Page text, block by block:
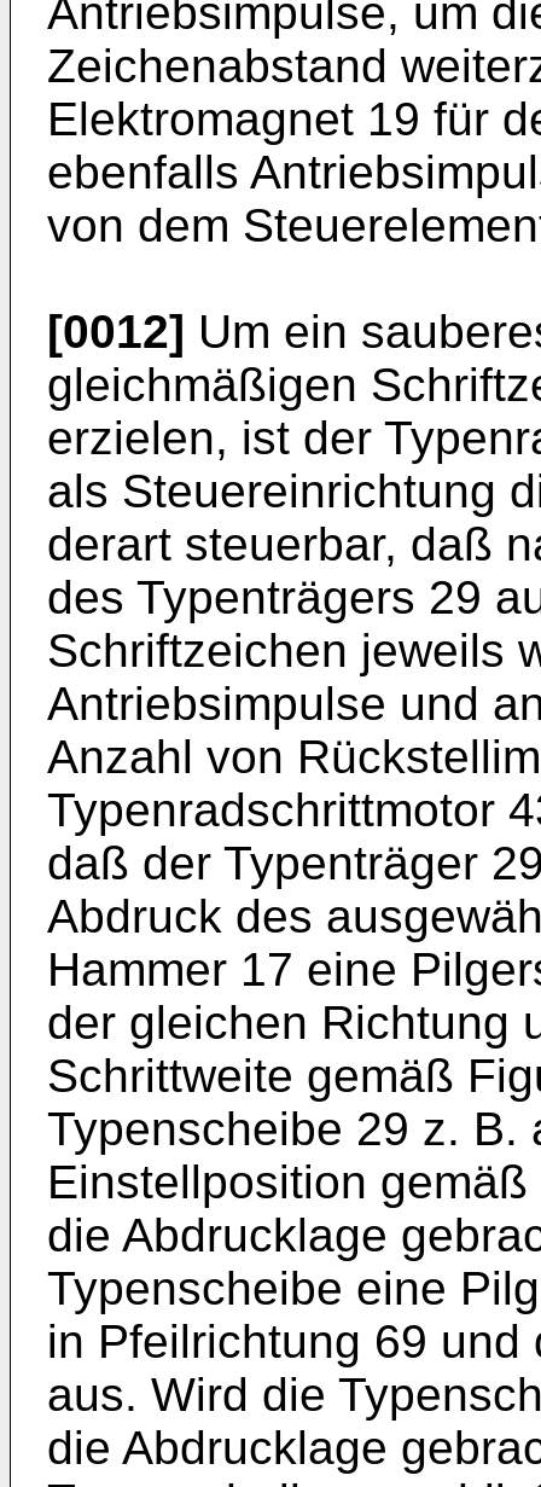
Antriebsimpulse, um
Zeichenabstand
Elektromagnet 19 für
ebenfalls
von dem
[0012] Um ein
gleichmäßigen
erzielen, ist der
als Steuereinrichtung
derart steuerbar, daß
des Typenträgers 29
Schriftzeichen jeweils
Antriebsimpulse und
Anzahl von
Typenradschrittmotor
daß der Typenträger
Abdruck des
Hammer 17 eine
der gleichen Richtung
Schrittweite gemäß
Typenscheibe 29 z. B.
Einstellposition
die Abdrucklage
Typenscheibe eine
in Pfeilrichtung 69
aus. Wird die
die Abdrucklage